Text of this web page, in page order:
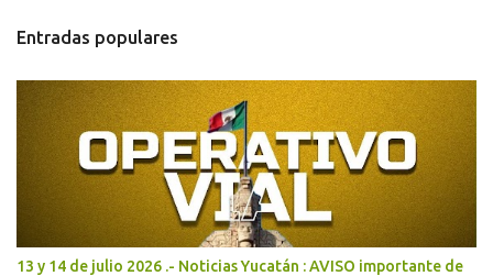
s
Entradas populares
13 y 14 de julio 2026 .- Noticias Yucatán : AVISO importante de